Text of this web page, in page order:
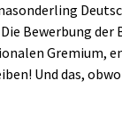
Bewerbung
Gremium,
Und das,